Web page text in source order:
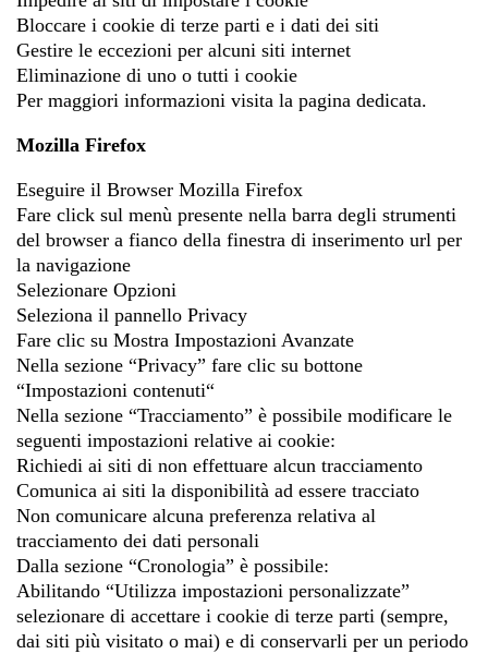
Bloccare i cookie di terze parti e i dati dei siti
Gestire le eccezioni per alcuni siti internet
Eliminazione di uno o tutti i cookie
Per maggiori informazioni visita la pagina dedicata.
Mozilla Firefox
Eseguire il Browser Mozilla Firefox
Fare click sul menù presente nella barra degli strumenti
del browser a fianco della finestra di inserimento url per
la navigazione
Selezionare Opzioni
Seleziona il pannello Privacy
Fare clic su Mostra Impostazioni Avanzate
Nella sezione “Privacy” fare clic su bottone
“Impostazioni contenuti“
Nella sezione “Tracciamento” è possibile modificare le
seguenti impostazioni relative ai cookie:
Richiedi ai siti di non effettuare alcun tracciamento
Comunica ai siti la disponibilità ad essere tracciato
Non comunicare alcuna preferenza relativa al
tracciamento dei dati personali
Dalla sezione “Cronologia” è possibile:
Abilitando “Utilizza impostazioni personalizzate”
selezionare di accettare i cookie di terze parti (sempre,
dai siti più visitato o mai) e di conservarli per un periodo